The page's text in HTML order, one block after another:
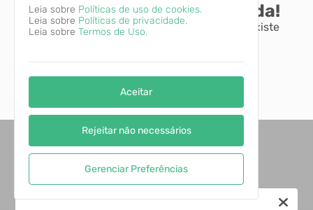
A página não foi encontrada!
Desculpe, a página que você procura não existe
Voltar para o início
Leia sobre Políticas de uso de cookies.
Leia sobre Políticas de privacidade.
Leia sobre Termos de Uso.
Aceitar
Rejeitar não necessários
Gerenciar Preferências